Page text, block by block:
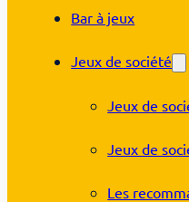
Bar à jeux
Jeux de société
Jeux de
Jeux de
Les